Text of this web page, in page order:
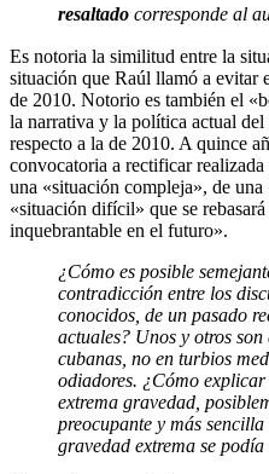
resaltado corresponde al
Es notoria la similitud entre la
situación que Raúl llamó a evitar
de 2010. Notorio es también el
la narrativa y la política actual
respecto a la de 2010. A quince
convocatoria a rectificar
una «situación compleja», de una
«situación difícil» que se
inquebrantable en el futuro».
¿Cómo es posible
contradicción entre los
conocidos, de un pasado
actuales? Unos y otros son
cubanas, no en turbios
odiadores. ¿Cómo
extrema gravedad,
preocupante y más
gravedad extrema se